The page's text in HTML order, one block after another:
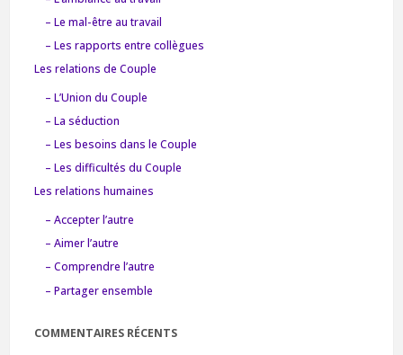
– Le mal-être au travail
– Les rapports entre collègues
Les relations de Couple
– L’Union du Couple
– La séduction
– Les besoins dans le Couple
– Les difficultés du Couple
Les relations humaines
– Accepter l’autre
– Aimer l’autre
– Comprendre l’autre
– Partager ensemble
COMMENTAIRES RÉCENTS